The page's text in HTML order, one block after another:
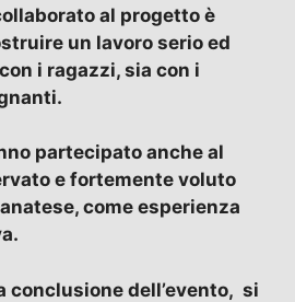
al progetto è
un lavoro serio ed
i ragazzi, sia con i
partecipato anche al
e fortemente voluto
come esperienza
conclusione dell’evento, si